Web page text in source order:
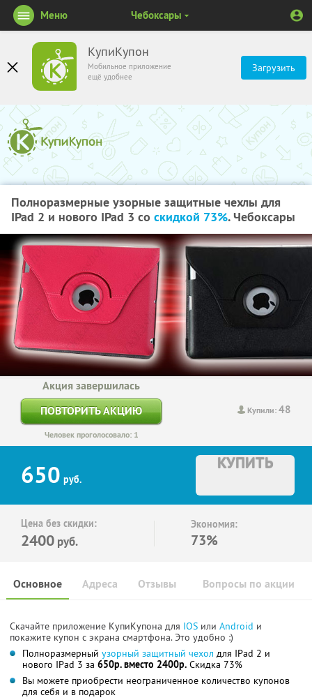
КупиКупон
Мобильное приложение
ещё удобнее
Загрузить
Меню Чебоксары
Полноразмерные узорные защитные чехлы для
IPad 2 и нового IPad 3 со скидкой 73%. Чебоксары
Купили:48
Акция завершилась
ПОВТОРИТЬ АКЦИЮ
Человек проголосовало: 1
650 руб.
КУПИТЬ
Цена без скидки:
2400 руб.
Экономия:
73%
Основное Отзывы Вопросы по акции
Адреса
Скачайте приложение КупиКупона для IOS или Android и
покажите купон с экрана смартфона. Это удобно :)
Полноразмерный узорный защитный чехол для IPad 2 и
нового IPad 3 за 650р. вместо 2400р. Скидка 73%
Вы можете приобрести неограниченное количество купонов
для себя и в подарок